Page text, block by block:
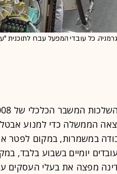
הממשלה כדי למנוע
במשמרות, במקום לפטר
יומיים בשבוע בלבד,
מפצה את בעלי העסקים